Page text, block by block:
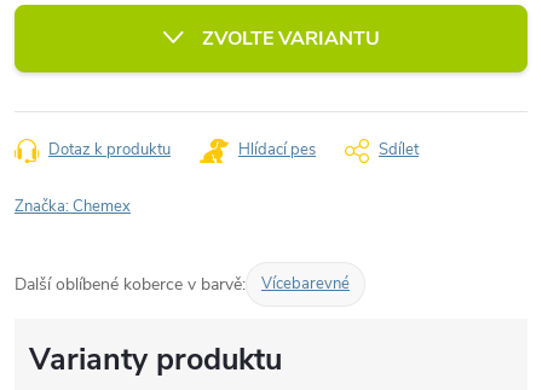
cena:
ZVOLTE VARIANTU
Dotaz k produktu Hlídací pes Sdílet
Značka:Chemex
Další oblíbené koberce v barvě: Vícebarevné